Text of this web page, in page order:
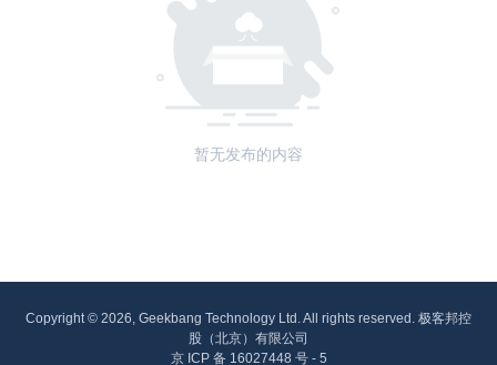
暂无发布的内容
Copyright © 2026, Geekbang Technology Ltd. All rights reserved. 极客邦控
股（北京）有限公司
京 ICP 备 16027448 号 - 5